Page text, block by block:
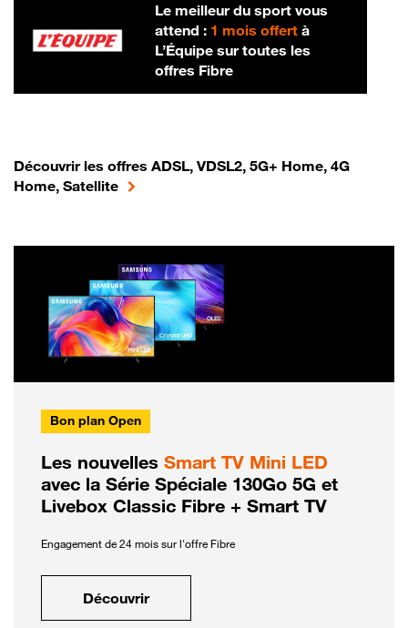
Le meilleur du sport vous
attend : 1 mois offertà
L’Équipe sur toutes les
offres Fibre
Découvrir les offres ADSL, VDSL2, 5G+ Home, 4G
Home, Satellite
Bon plan Open
Les nouvelles Smart TV Mini LED
avec la Série Spéciale 130Go 5G et
Livebox Classic Fibre + Smart TV
Engagement de 24 mois sur l'offre Fibre
Découvrir